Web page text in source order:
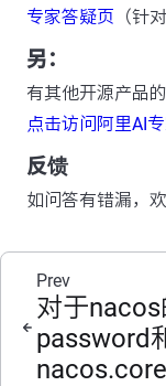
专家答疑页 （针
另：
有其他开源产品
点击访问阿里AI
反馈
如问答有错漏，欢
Prev
对于nacos
password